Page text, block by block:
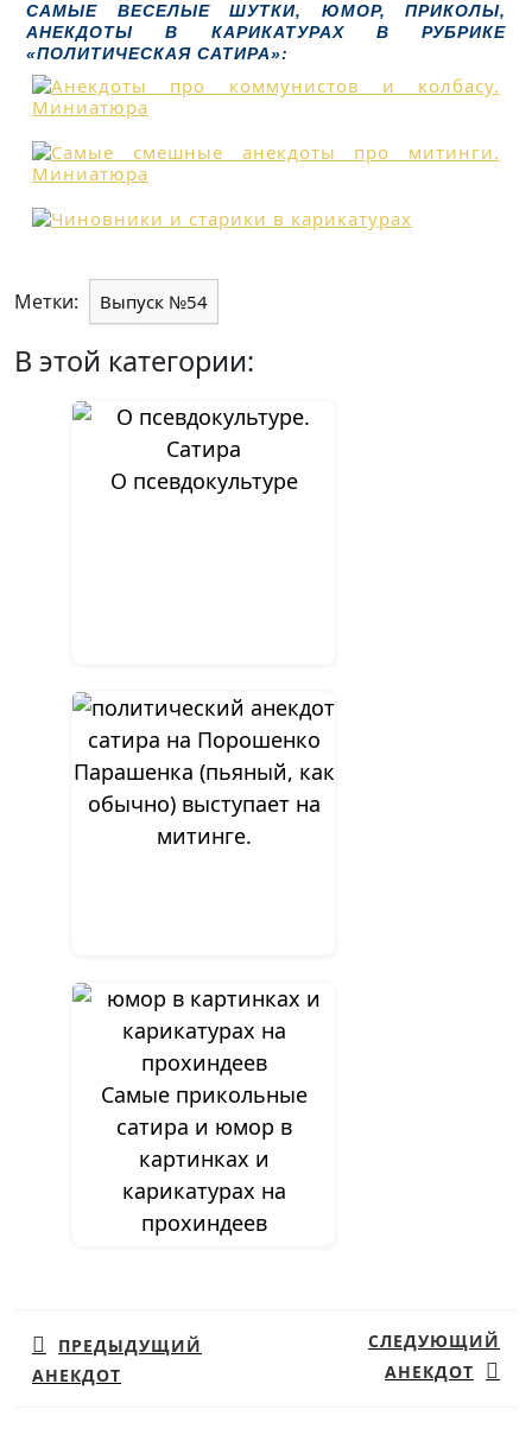
САМЫЕ ВЕСЕЛЫЕ ШУТКИ, ЮМОР, ПРИКОЛЫ,
АНЕКДОТЫ В КАРИКАТУРАХ В РУБРИКЕ
«ПОЛИТИЧЕСКАЯ САТИРА»:
Метки: Выпуск №54
В этой категории:
О псевдокультуре
Парашенка (пьяный, как
обычно) выступает на
митинге.
Самые прикольные
сатира и юмор в
картинках и
карикатурах на
прохиндеев
записям
ПРЕДЫДУЩИЙ
АНЕКДОТ
СЛЕДУЮЩИЙ
АНЕКДОТ